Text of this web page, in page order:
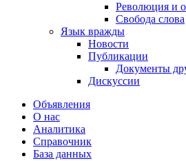
Революция и
Свобода слова
Язык вражды
Новости
Публикации
Документы
Дискуссии
Объявления
О нас
Аналитика
Справочник
База данных